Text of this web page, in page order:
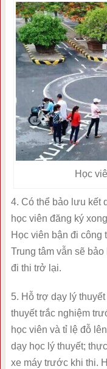
Học
4. Có thể bảo lưu kết
học viên đăng ký
Học viên bận đi công
Trung tâm vẫn sẽ
đi thi trở lại.
5. Hỗ trợ dạy lý
thuyết trắc nghiệm
học viên và tỉ lệ đỗ
dạy học lý thuyết;
xe máy trước khi thi.